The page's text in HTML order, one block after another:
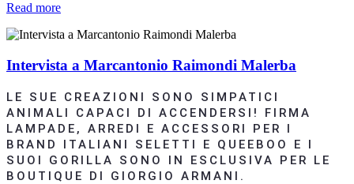
Read more
Intervista a Marcantonio Raimondi Malerba
LE SUE CREAZIONI SONO SIMPATICI
ANIMALI CAPACI DI ACCENDERSI! FIRMA
LAMPADE, ARREDI E ACCESSORI PER I
BRAND ITALIANI SELETTI E QUEEBOO E I
SUOI GORILLA SONO IN ESCLUSIVA PER LE
BOUTIQUE DI GIORGIO ARMANI.